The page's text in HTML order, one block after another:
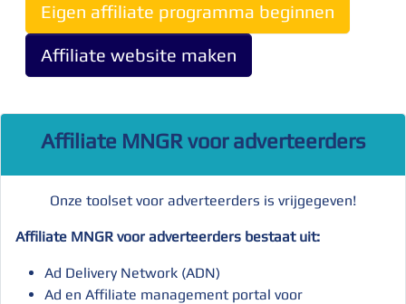
Eigen affiliate programma beginnen
Affiliate website maken
Affiliate MNGR voor adverteerders
Onze toolset voor adverteerders is vrijgegeven!
Affiliate MNGR voor adverteerders bestaat uit:
Ad Delivery Network (ADN)
Ad en Affiliate management portal voor